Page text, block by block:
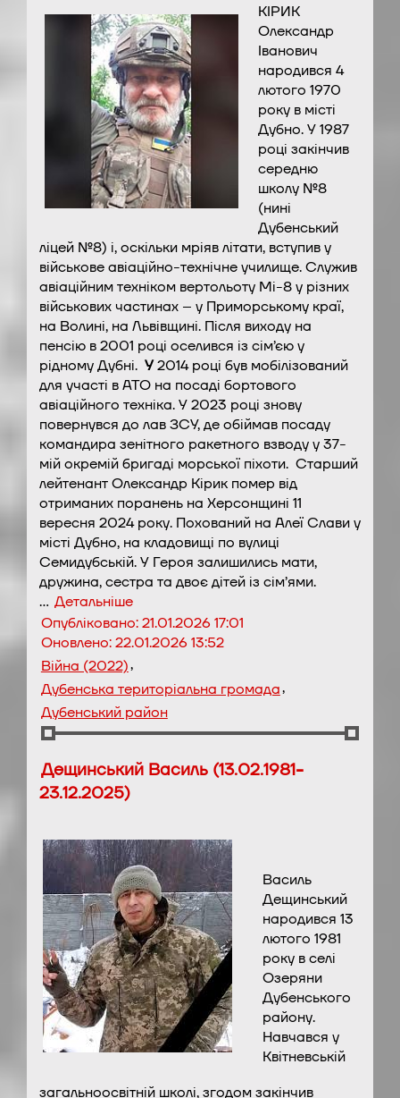
КІРИК
Олександр
Іванович
народився 4
лютого 1970
року в місті
Дубно. У 1987
році закінчив
середню
школу №8
(нині
Дубенський
ліцей №8) і, оскільки мріяв літати, вступив у
військове авіаційно-технічне училище. Служив
авіаційним техніком вертольоту Мі-8 у різних
військових частинах – у Приморському краї,
на Волині, на Львівщині. Після виходу на
пенсію в 2001 році оселився із сім’єю у
рідному Дубні. У2014 році був мобілізований
для участі в АТО на посаді бортового
авіаційного техніка. У 2023 році знову
повернувся до лав ЗСУ, де обіймав посаду
командира зенітного ракетного взводу у 37-
мій окремій бригаді морської піхоти. Старший
лейтенант Олександр Кірик помер від
отриманих поранень на Херсонщині 11
вересня 2024 року. Похований на Алеї Слави у
місті Дубно, на кладовищі по вулиці
Семидубській. У Героя залишились мати,
дружина, сестра та двоє дітей із сім’ями.
… Детальніше
Опубліковано:21.01.2026 17:01
Оновлено:22.01.2026 13:52
Війна (2022),
Дубенська територіальна громада,
Дубенський район
Дещинський Василь (13.02.1981-
23.12.2025)
Василь
Дещинський
народився 13
лютого 1981
року в селі
Озеряни
Дубенського
району.
Навчався у
Квітневській
загальноосвітній школі, згодом закінчив